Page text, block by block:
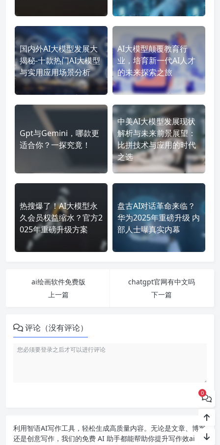
国内外AI大模型发展大
揭秘-十款热门AI大模型
与实用应用场景分析
AI大模型颠覆教育行
业，培育新一代AI人才
的未来探索之旅
Gpt与Gemini，哪款更
适合你？一探究竟！
中美AI大模型发展现状
解析与未来前景展望：
比拼技术与应用的时代
之选
热搜爆了！AI大模型永
久会员权益缩水？官方2
025年重磅升级方案
盘古AI对话革命来临？
华为2025年重磅升级 内
部人士曝真实内幕
ai绘画软件免费版
上一篇
chatgpt官网有中文吗
下一篇
评论（没有评论）
利用智语AI写作工具，轻松生成高质量内容。无论是文章、博客
还是创意写作，我们的免费 AI 助手都能帮助你提升写作效ai
0